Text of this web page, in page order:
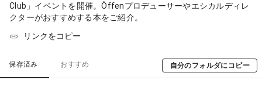
Club」イベントを開催。Öffenプロデューサーやエシカルディレ
クターがおすすめする本をご紹介。
リンクをコピー
保存済み おすすめ 自分のフォルダにコピー